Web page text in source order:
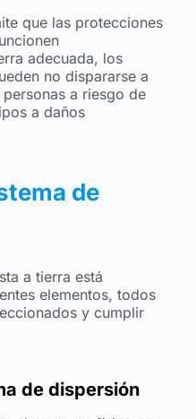
que las protecciones
adecuada, los
no dispararse a
a riesgo de
a daños
de
a tierra está
elementos, todos
y cumplir
de dispersión